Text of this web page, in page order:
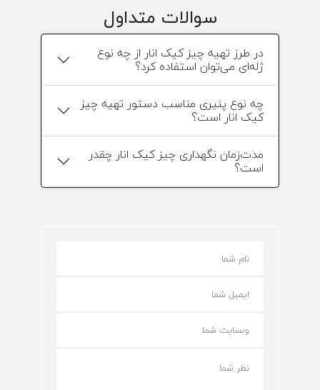
سوالات متداول
در طرز تهیه چیز کیک انار از چه نوع
ژله‌ای می‌توان استفاده کرد؟
چه نوع پنیری مناسب دستور تهیه چیز
کیک انار است؟
مدت‌زمان نگهداری چیز کیک انار چقدر
است؟